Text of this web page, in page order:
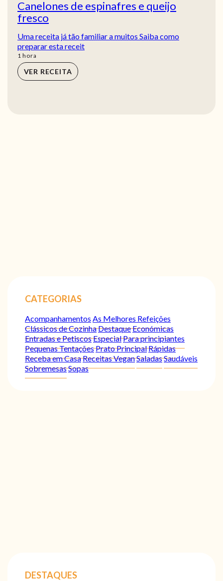
Canelones de espinafres e queijo
fresco
Uma receita já tão familiar a muitos Saiba como
preparar esta receit
1 hora
hora
VER RECEITA
CATEGORIAS
Acompanhamentos As Melhores Refeições
Clássicos de CozinhaDestaqueEconómicas
Entradas e PetiscosEspecialPara principiantes
Pequenas TentaçõesPrato PrincipalRápidas
Receba em CasaReceitas VeganSaladasSaudáveis
SobremesasSopas
DESTAQUES